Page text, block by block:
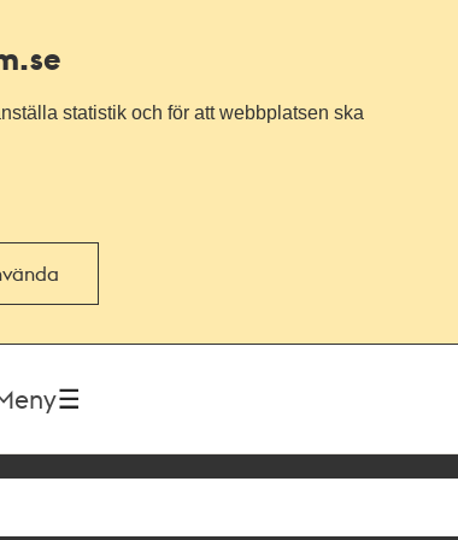
statistik och för att webbplatsen ska